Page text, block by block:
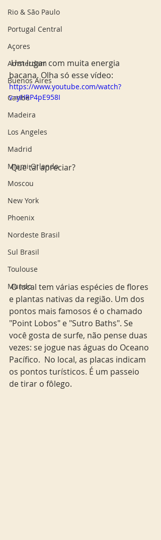
Rio & São Paulo
Portugal Central
Açores
Amsterdam
Buenos Aires
Caribe
Madeira
Los Angeles
Madrid
Miami Orlando
Moscou
New York
Phoenix
Nordeste Brasil
Sul Brasil
Toulouse
Mundo
Um lugar com muita energia
bacana. Olha só esse vídeo:
https://www.youtube.com/watch?
v=yHRP4pE958I
Que tal apreciar?
O local tem várias espécies de flores
e plantas nativas da região. Um dos
pontos mais famosos é o chamado
"Point Lobos" e "Sutro Baths". Se
você gosta de surfe, não pense duas
vezes: se jogue nas águas do Oceano
Pacífico.  No local, as placas indicam
os pontos turísticos. É um passeio
de tirar o fôlego.